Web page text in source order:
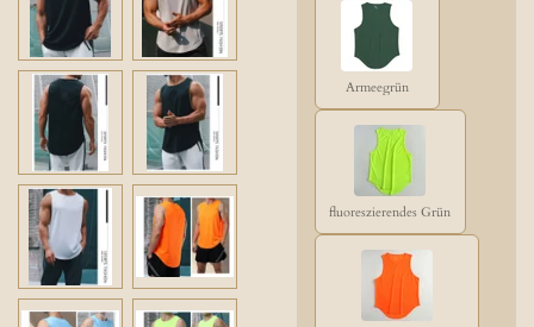
Armeegrün
fluoreszierendes Grün